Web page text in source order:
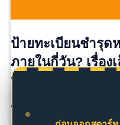
ป้ายทะเบียนชำรุด
ภายในกี่วัน? เรื่อง
ปัญหาใหญ่
ป้ายทะเบียนแตกนิดเดียว…